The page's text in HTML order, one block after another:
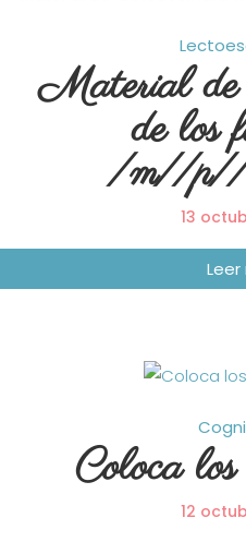
Material de
de los
/m//
13
Coloca
12